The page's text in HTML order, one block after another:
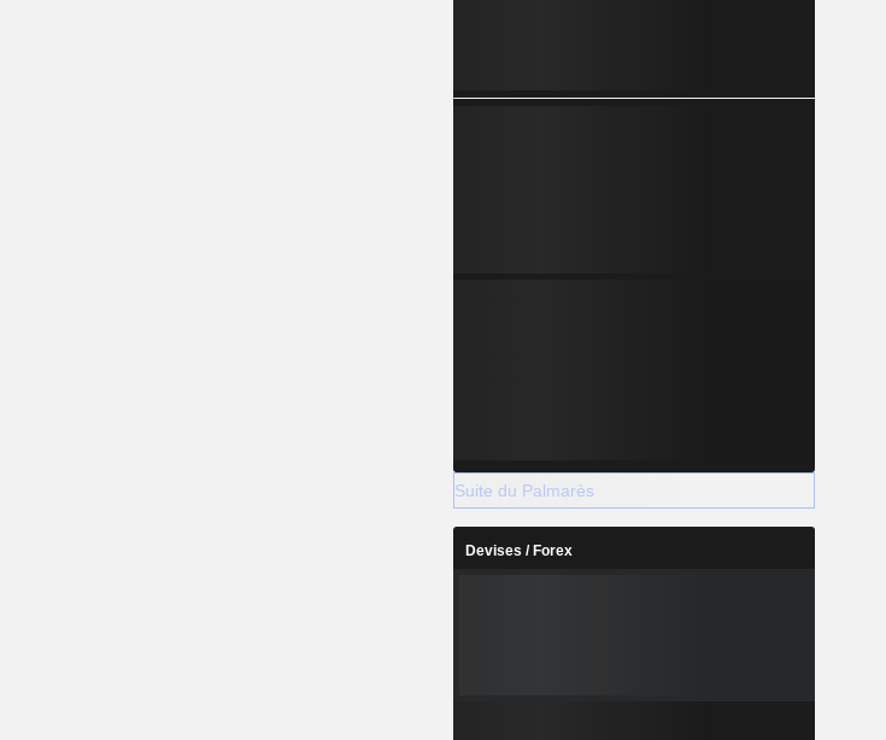
Suite du Palmarès
Devises / Forex